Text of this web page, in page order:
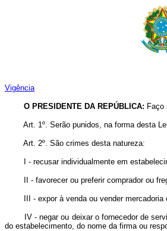
Vigência
O PRESIDENTE DA REPÚBLICA: Faço
Art. 1º. Serão punidos, na forma desta
Art. 2º. São crimes desta natureza:
I - recusar individualmente em
II - favorecer ou preferir comprador ou
III - expor à venda ou vender mercadoria
IV - negar ou deixar o fornecedor de
do estabelecimento, do nome da firma ou